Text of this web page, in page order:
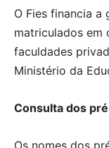
O Fies financia a
matriculados em
faculdades
Ministério da
Consulta dos
Os nomes dos